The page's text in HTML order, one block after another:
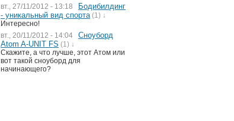
вт., 27/11/2012 - 13:18
Бодибилдинг
- уникальный вид спорта (1) ↓
Интересно!
вт., 20/11/2012 - 14:04
Сноуборд
Atom A-UNIT FS (1) ↓
Скажите, а что лучше, этот Атом или
вот такой сноуборд для
начинающего?